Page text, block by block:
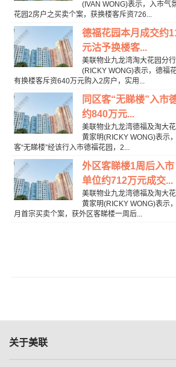
(IVAN WONG)表示，入市气
花园2房户之买卖个案，获换楼客斥资726...
德福花园本月成交约
元沽予换楼客...
美联物业九龙湾淘大花园分
(RICKY WONG)表示，德福
有换楼客斥资640万元购入2房户，实用...
同区客“无睇楼”入市
约840万元...
美联物业九龙湾德福及淘大
黄家明(RICKY WONG)表示
客“无睇楼”经该行入市德福花园，2...
外区客睇楼1周后入
单位约712万元成交...
美联物业九龙湾德福及淘大
黄家明(RICKY WONG)表示
月首宗买卖个案，获外区客睇楼一周后...
关于美联